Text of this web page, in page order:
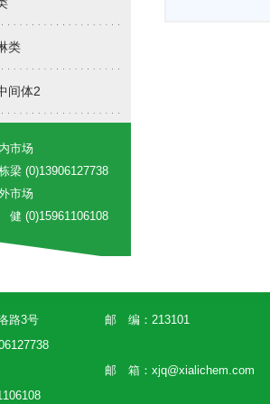
类
间体2
市场
梁 (0)13906127738
市场
(0)15961106108
路3号
邮 编：213101
邮 箱： xjq@xialichem.com